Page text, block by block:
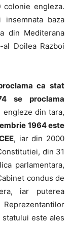
colonie engleza.
baza
din Mediterana
Doilea Razboi
ca stat
se proclama
din tara,
1964 este
, iar din 2000
din 31
parlamentara,
condus de
iar puterea
statului este ales